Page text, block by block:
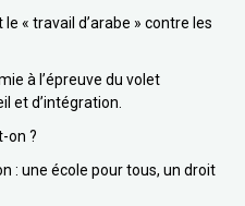
« travail d’arabe » contre les
à l’épreuve du volet
et d’intégration.
on ?
: une école pour tous, un droit